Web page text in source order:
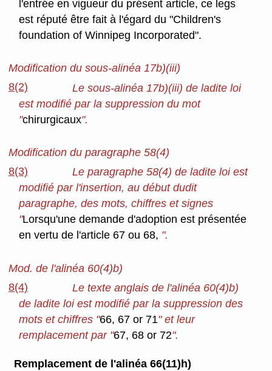
l'entrée en vigueur du présent article, ce legs
est réputé être fait à l'égard du "Children's
foundation of Winnipeg Incorporated".
Modification du sous-alinéa 17b)(iii)
8(2)
Le sous-alinéa 17b)(iii) de ladite loi
est modifié par la suppression du mot
"chirurgicaux".
Modification du paragraphe 58(4)
8(3)
Le paragraphe 58(4) de ladite loi est
modifié par l'insertion, au début dudit
paragraphe, des mots, chiffres et signes
"Lorsqu'une demande d'adoption est présentée
en vertu de l'article 67 ou 68, ".
Mod. de l'alinéa 60(4)b)
8(4)
Le texte anglais de l'alinéa 60(4)b)
de ladite loi est modifié par la suppression des
mots et chiffres "66, 67 or 71" et leur
remplacement par "67, 68 or 72".
Remplacement de l'alinéa 66(11)h)